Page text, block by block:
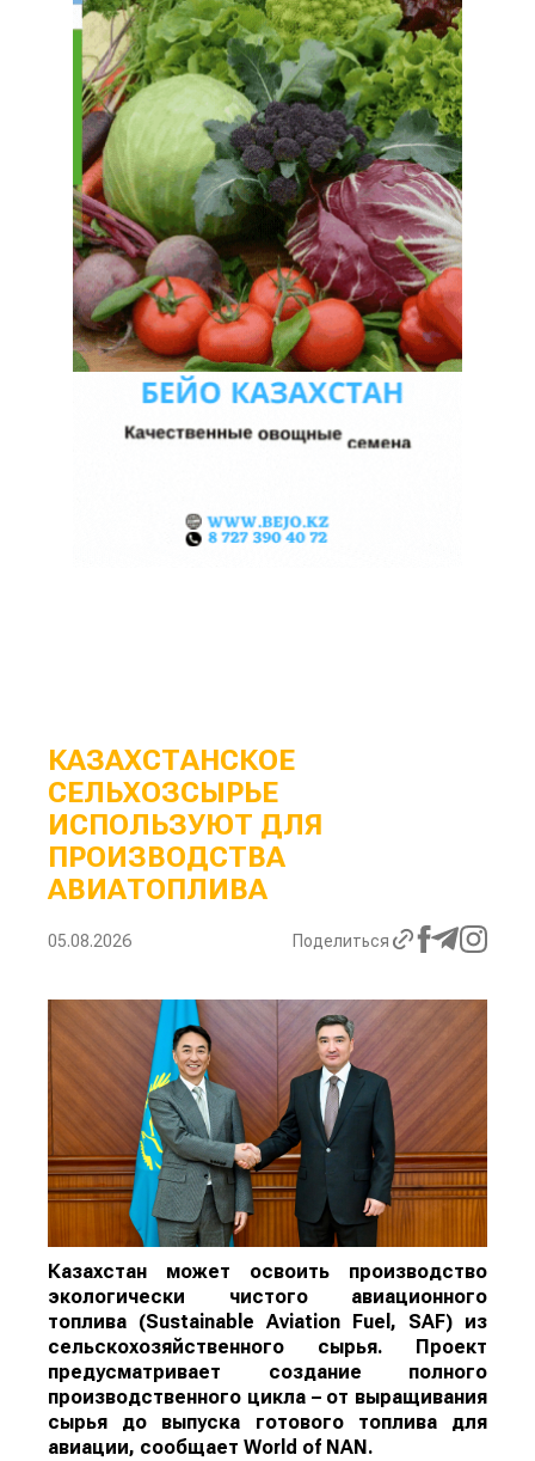
КАЗАХСТАНСКОЕ
СЕЛЬХОЗСЫРЬЕ
ИСПОЛЬЗУЮТ ДЛЯ
ПРОИЗВОДСТВА
АВИАТОПЛИВА
05.08.2026 Поделиться
Казахстан может освоить производство
экологически чистого авиационного
топлива (Sustainable Aviation Fuel, SAF) из
сельскохозяйственного сырья. Проект
предусматривает создание полного
производственного цикла – от выращивания
сырья до выпуска готового топлива для
авиации, сообщает World of NAN .